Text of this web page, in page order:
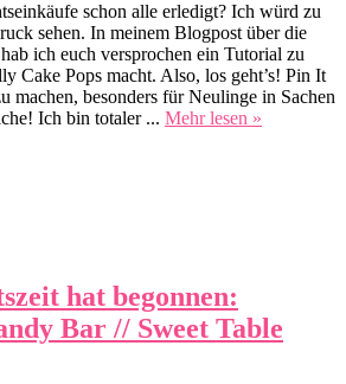
schon alle erledigt? Ich würd zu
sehen. In meinem Blogpost über die
ich euch versprochen ein Tutorial zu
Cake Pops macht. Also, los geht’s! Pin It
machen, besonders für Neulinge in Sachen
Ich bin totaler ... Mehr lesen »
hat begonnen:
Bar // Sweet Table